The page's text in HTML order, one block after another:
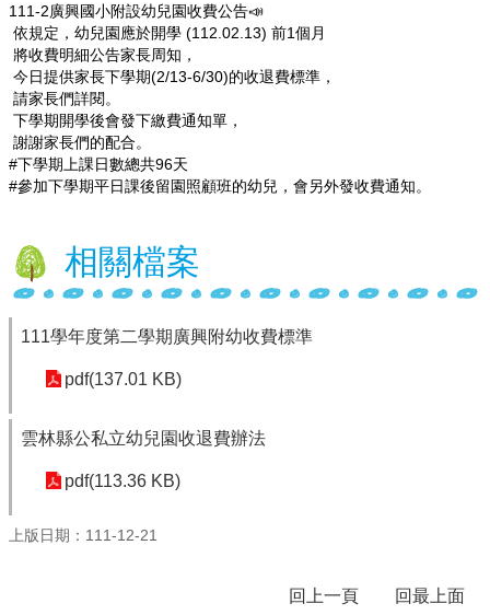
欄
校
園
動
態
行
政
課
程
區
E
化
相
111-2廣興國小附設幼兒園收費公告📣
依規定，幼兒園應於開學 (112.02.13) 前1個月
將收費明細公告家長周知，
今日提供家長下學期(2/13-6/30)的收退費標準，
請家長們詳閱。
下學期開學後會發下繳費通知單，
謝謝家長們的配合。
#下學期上課日數總共96天
#參加下學期平日課後留園照顧班的幼兒，會另外發收費通知。
相關檔案
111學年度第二學期廣興附幼收費標準
pdf(137.01 KB)
雲林縣公私立幼兒園收退費辦法
pdf(113.36 KB)
上版日期：111-12-21
回上一頁 回最上面